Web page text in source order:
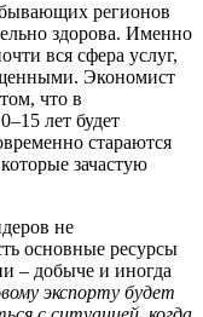
регионов
здорова. Именно
вся сфера услуг,
Экономист
что в
лет будет
стараются
зачастую
не
основные ресурсы
– добыче и иногда
экспорту будет